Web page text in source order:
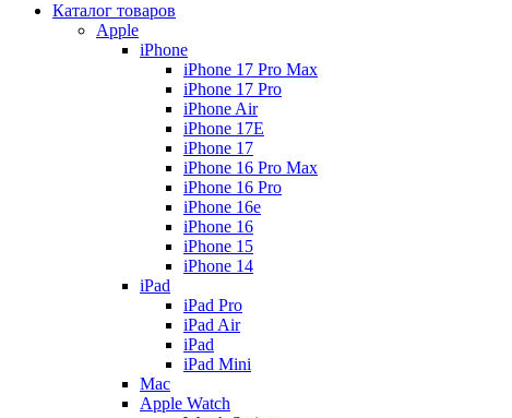
Каталог товаров
Apple
iPhone
iPhone 17 Pro Max
iPhone 17 Pro
iPhone Air
iPhone 17E
iPhone 17
iPhone 16 Pro Max
iPhone 16 Pro
iPhone 16e
iPhone 16
iPhone 15
iPhone 14
iPad
iPad Pro
iPad Air
iPad
iPad Mini
Mac
Apple Watch